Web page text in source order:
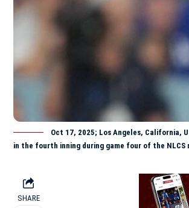
Oct 17, 2025; Los Angeles, California,
in the fourth inning during game four of the
SHARE